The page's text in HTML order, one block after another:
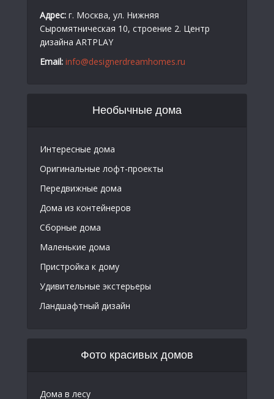
Адрес: г. Москва, ул. Нижняя
Сыромятническая 10, строение 2. Центр
дизайна ARTPLAY
Email: info@designerdreamhomes.ru
Необычные дома
Интересные дома
Оригинальные лофт-проекты
Передвижные дома
Дома из контейнеров
Сборные дома
Маленькие дома
Пристройка к дому
Удивительные экстерьеры
Ландшафтный дизайн
Фото красивых домов
Дома в лесу